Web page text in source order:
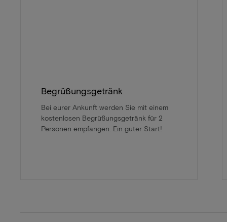
Begrüßungsgetränk
Bei eurer Ankunft werden Sie mit einem
kostenlosen Begrüßungsgetränk für 2
Personen empfangen. Ein guter Start!